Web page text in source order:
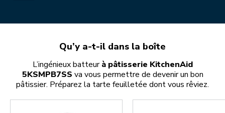
Qu’y a-t-il dans la boîte
L’ingénieux batteurà pâtisserie KitchenAid
5KSMPB7SS va vous permettre de devenir un bon
pâtissier. Préparez la tarte feuilletée dont vous rêviez.